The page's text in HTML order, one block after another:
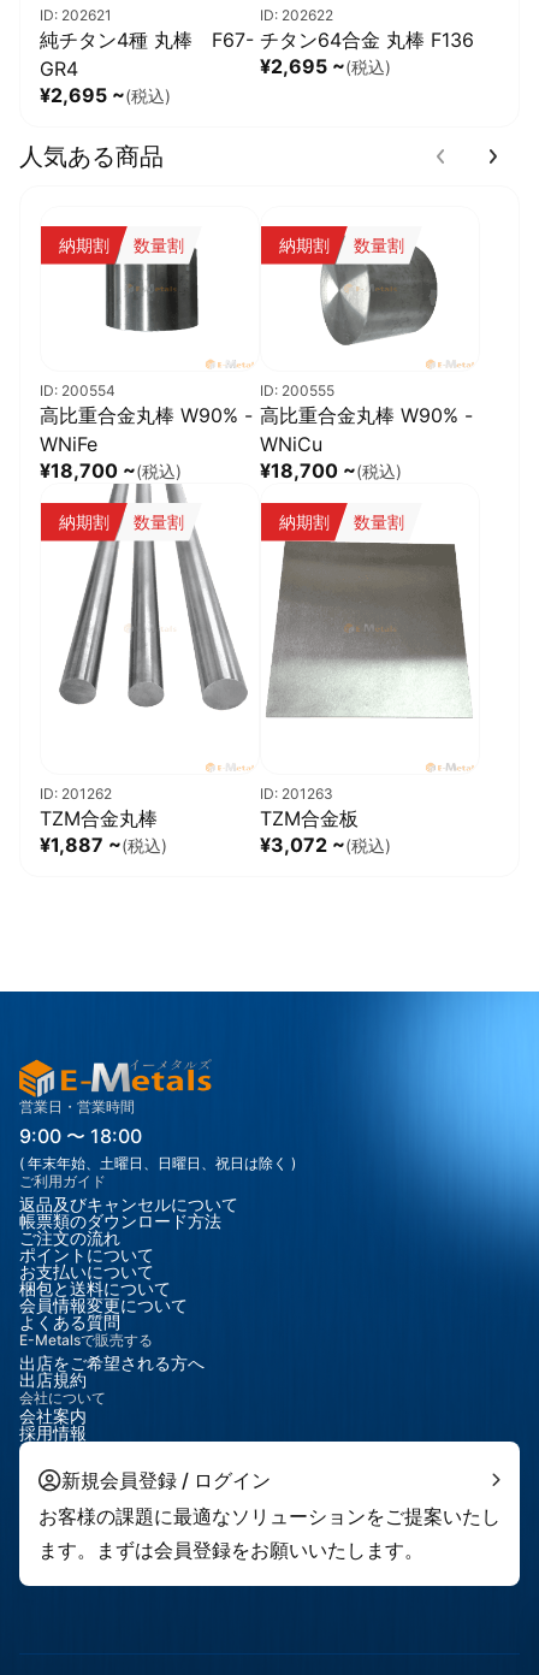
a. 高純度材料としての基準試料
b. 超高純度合金の原料
ID: 202621
純チタン4種 丸棒 F67-
GR4
¥2,695 ~(税込)
ID: 202622
チタン64合金 丸棒 F136
¥2,695 ~(税込)
人気ある商品
納期割 数量割
ID: 200554
高比重合金丸棒 W90% -
WNiFe
¥18,700 ~(税込)
納期割 数量割
ID: 200555
高比重合金丸棒 W90% -
WNiCu
¥18,700 ~(税込)
納期割 数量割
ID: 201262
TZM合金丸棒
¥1,887 ~(税込)
納期割 数量割
ID: 201263
TZM合金板
¥3,072 ~(税込)
営業日・営業時間
9:00 〜 18:00
( 年末年始、土曜日、日曜日、祝日は除く )
ご利用ガイド
返品及びキャンセルについて
帳票類のダウンロード方法
ご注文の流れ
ポイントについて
お支払いについて
梱包と送料について
会員情報変更について
よくある質問
E-Metalsで販売する
出店をご希望される方へ
出店規約
会社について
会社案内
採用情報
新規会員登録 / ログイン
お客様の課題に最適なソリューションをご提案いたし
ます。まずは会員登録をお願いいたします。